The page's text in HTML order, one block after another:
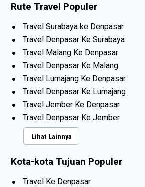
Rute Travel Populer
Travel Surabaya ke Denpasar
Travel Denpasar Ke Surabaya
Travel Malang Ke Denpasar
Travel Denpasar Ke Malang
Travel Lumajang Ke Denpasar
Travel Denpasar Ke Lumajang
Travel Jember Ke Denpasar
Travel Denpasar Ke Jember
Lihat Lainnya
Kota-kota Tujuan Populer
Travel Ke Denpasar